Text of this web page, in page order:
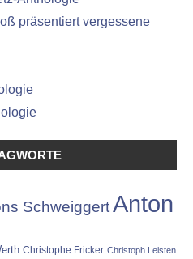
präsentiert vergessene
SchweiggertAnton
Christophe Fricker Christoph Leisten